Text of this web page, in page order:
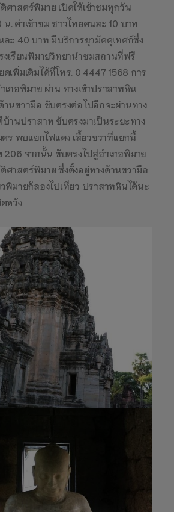
าสตร์พิมาย เปิดให้เข้าชมทุกวัน
น. ค่าเข้าชม ชาวไทยคนละ 10 บาท
ละ 40 บาท มีบริการยุวมัคคุเทศก์ซึ่ง
งเรียนพิมายวิทยานำชมสถานที่ฟรี
เพิ่มเติมได้ที่โทร. 0 4447 1568 การ
เภอพิมาย ผ่าน ทางเข้าปราสาทหิน
นขวามือ ขับตรงต่อไปอีกจะผ่านทาง
บ้านปราสาท ขับตรงมาเป็นระยะทาง
ตร พบแยกไฟแดง เลี้ยวขวาที่แยกนี้
206 จากนั้น ขับตรงไปสู่อำเภอพิมาย
ศาสตร์พิมาย ซึ่งตั้งอยู่ทางด้านขวามือ
พิมายก้ลองไปเที่ยว ปราสาทหินได้นะ
หวัง